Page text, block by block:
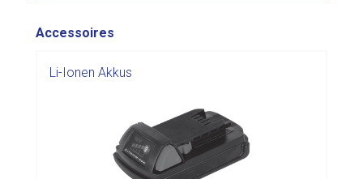
Accessoires
Li-Ionen Akkus